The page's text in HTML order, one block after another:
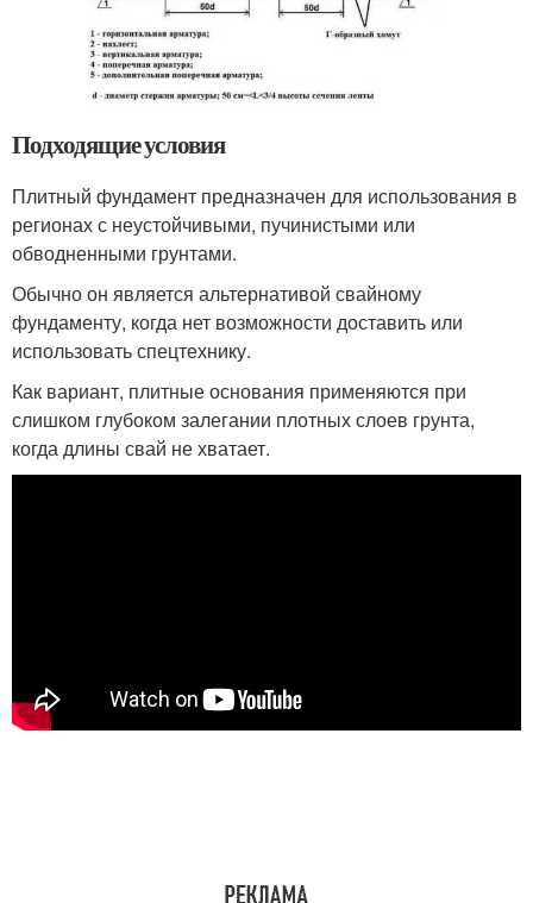
Подходящие условия
Плитный фундамент предназначен для использования в
регионах с неустойчивыми, пучинистыми или
обводненными грунтами.
Обычно он является альтернативой свайному
фундаменту, когда нет возможности доставить или
использовать спецтехнику.
Как вариант, плитные основания применяются при
слишком глубоком залегании плотных слоев грунта,
когда длины свай не хватает.